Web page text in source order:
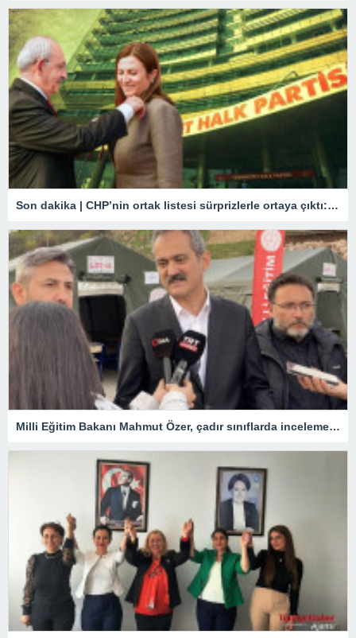
Son dakika | CHP’nin ortak listesi sürprizlerle ortaya çıktı: İstanbul’dan aday oluyor! İşte il il çok konuşulacak o isimler
Milli Eğitim Bakanı Mahmut Özer, çadır sınıflarda incelemelerde bulundu